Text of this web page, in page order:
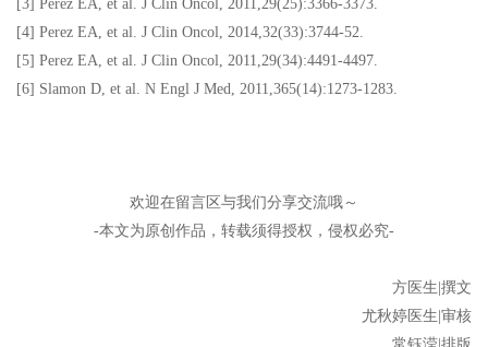
[3] Perez EA, et al. J Clin Oncol, 2011,29(25):3366-3373.
[4] Perez EA, et al. J Clin Oncol, 2014,32(33):3744-52.
[5] Perez EA, et al. J Clin Oncol, 2011,29(34):4491-4497.
[6] Slamon D, et al. N Engl J Med, 2011,365(14):1273-1283.
欢迎在留言区与我们分享交流哦～
-本文为原创作品，转载须得授权，侵权必究-
方医生|撰文
尤秋婷医生|审核